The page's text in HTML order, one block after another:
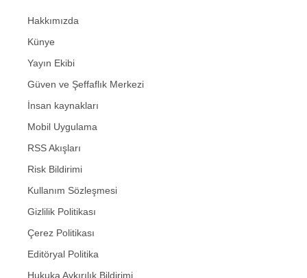
Hakkımızda
Künye
Yayın Ekibi
Güven ve Şeffaflık Merkezi
İnsan kaynakları
Mobil Uygulama
RSS Akışları
Risk Bildirimi
Kullanım Sözleşmesi
Gizlilik Politikası
Çerez Politikası
Editöryal Politika
Hukuka Aykırılık Bildirimi